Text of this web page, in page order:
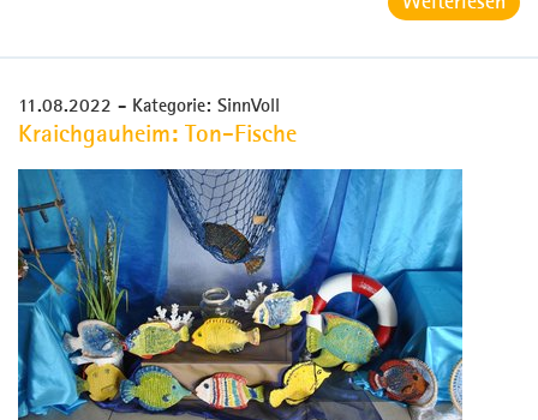
11.08.2022 - Kategorie: SinnVoll
Kraichgauheim: Ton-Fische